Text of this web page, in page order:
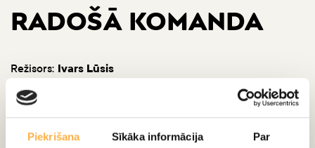
Piekrišana Sīkāka informācija Par
RADOŠĀ KOMANDA
Režisors: Ivars Lūsis
Scenogrāfs, mākslinieks:
Tērpu māksliniece:
Komponists:
Silvestrs Zemgals